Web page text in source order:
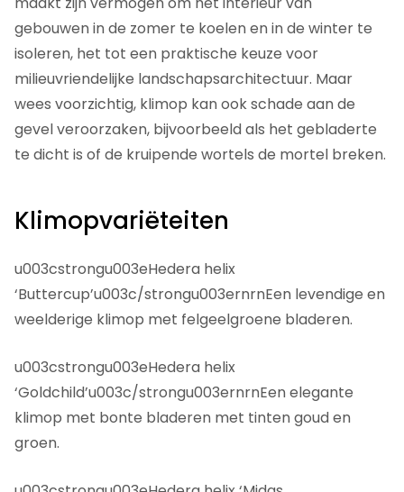
gebouwen in de zomer te koelen en in de winter te
isoleren, het tot een praktische keuze voor
milieuvriendelijke landschapsarchitectuur. Maar
wees voorzichtig, klimop kan ook schade aan de
gevel veroorzaken, bijvoorbeeld als het gebladerte
te dicht is of de kruipende wortels de mortel breken.
Klimopvariëteiten
u003cstrongu003eHedera helix
‘Buttercup’u003c/strongu003ernrnEen levendige en
weelderige klimop met felgeelgroene bladeren.
u003cstrongu003eHedera helix
‘Goldchild’u003c/strongu003ernrnEen elegante
klimop met bonte bladeren met tinten goud en
groen.